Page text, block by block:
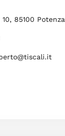
85100